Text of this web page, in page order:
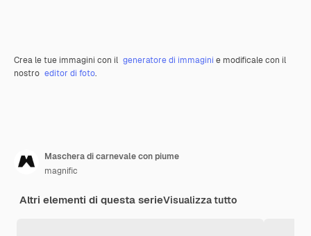
Crea le tue immagini con il generatore di immagini e modificale con il
nostro editor di foto.
Maschera di carnevale con piume
magnific
Altri elementi di questa serieVisualizza tutto